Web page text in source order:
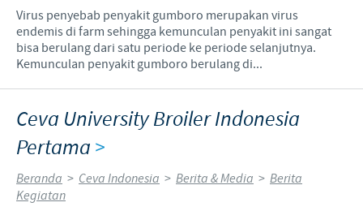
Virus penyebab penyakit gumboro merupakan virus
endemis di farm sehingga kemunculan penyakit ini sangat
bisa berulang dari satu periode ke periode selanjutnya.
Kemunculan penyakit gumboro berulang di...
Ceva University Broiler Indonesia
Pertama >
Beranda > Ceva Indonesia > Berita & Media > Berita
Kegiatan